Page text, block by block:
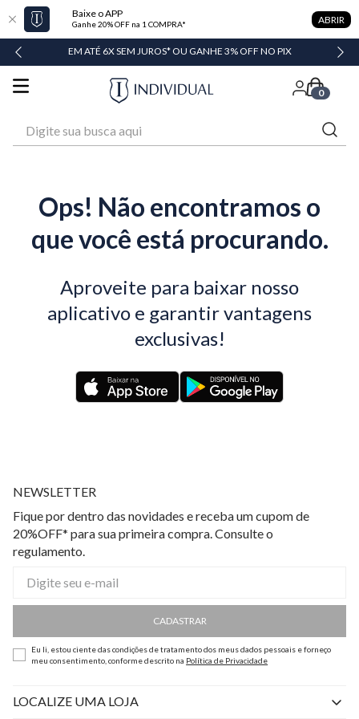
Baixe o APP
Ganhe 20% OFF na 1 COMPRA* ABRIR
EM ATÉ 6X SEM JUROS* OU GANHE 3% OFF NO PIX
0
Ops! Não encontramos o
que você está procurando.
Aproveite para baixar nosso
aplicativo e garantir vantagens
exclusivas!
NEWSLETTER
Fique por dentro das novidades e receba um cupom de
20%OFF* para sua primeira compra. Consulte o
regulamento.
CADASTRAR
Eu li, estou ciente das condições de tratamento dos meus dados pessoais e forneço
meu consentimento, conforme descrito na Política de Privacidade
LOCALIZE UMA LOJA